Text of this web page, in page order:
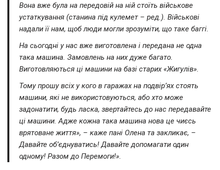
Вона вже була на передовій на ній стоїть військове
устаткування (станина під кулемет – ред.). Військові
надали її нам, щоб люди могли зрозуміти, що таке баггі.
На сьогодні у нас вже виготовлена і передана не одна
така машина. Замовлень на них дуже багато.
Виготовляються ці машини на базі старих «Жигулів».
Тому прошу всіх у кого в гаражах на подвір’ях стоять
машини, які не використовуються, або хто може
задонатити, будь ласка, звертайтесь до нас передавайте
ці машини. Адже кожна така машина нова це чиєсь
врятоване життя», – каже пані Олена та закликає, –
Давайте об’єднуватись! Давайте допомагати один
одному! Разом до Перемоги!».